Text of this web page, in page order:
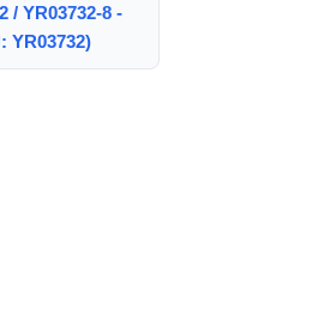
/ YR03732-8 -
YR03732)